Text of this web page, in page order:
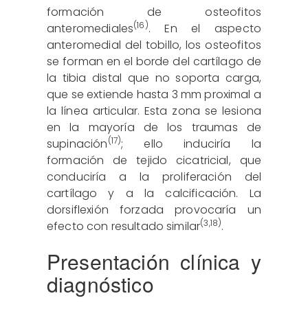
formación de osteofitos
anteromediales(16). En el aspecto
anteromedial del tobillo, los osteofitos
se forman en el borde del cartílago de
la tibia distal que no soporta carga,
que se extiende hasta 3 mm proximal a
la línea articular. Esta zona se lesiona
en la mayoría de los traumas de
supinación(17); ello induciría la
formación de tejido cicatricial, que
conduciría a la proliferación del
cartílago y a la calcificación. La
dorsiflexión forzada provocaría un
efecto con resultado similar(3,18).
Presentación clínica y
diagnóstico